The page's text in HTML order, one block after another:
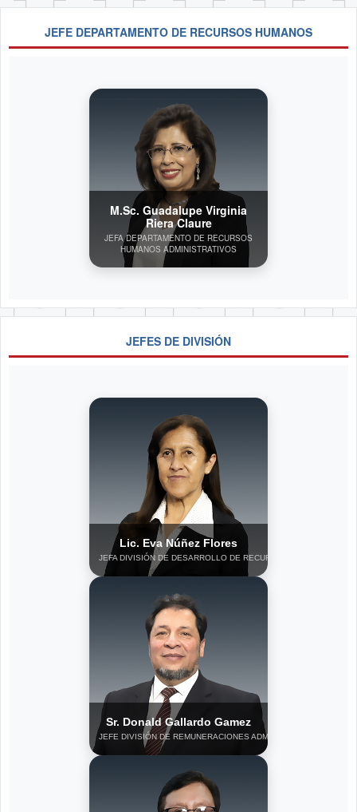
JEFE DEPARTAMENTO DE RECURSOS HUMANOS
M.Sc. Guadalupe Virginia
Riera Claure
JEFA DEPARTAMENTO DE RECURSOS
HUMANOS ADMINISTRATIVOS
JEFES DE DIVISIÓN
Lic. Eva Núñez Flores
JEFA DIVISIÓN DE DESARROLLO DE RECURSOS HUMANOS
Sr. Donald Gallardo Gamez
JEFE DIVISIÓN DE REMUNERACIONES ADMINISTRATIVAS